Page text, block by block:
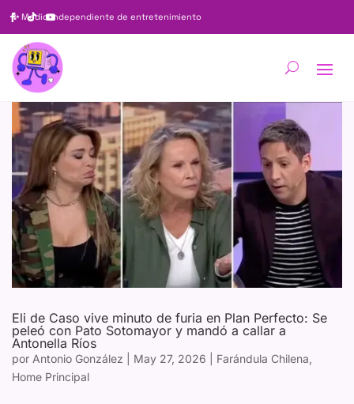
✨ Medio independiente de entretenimiento
Eli de Caso vive minuto de furia en Plan Perfecto: Se
peleó con Pato Sotomayor y mandó a callar a
Antonella Ríos
por Antonio González May 27, 2026 Farándula Chilena,
Home Principal